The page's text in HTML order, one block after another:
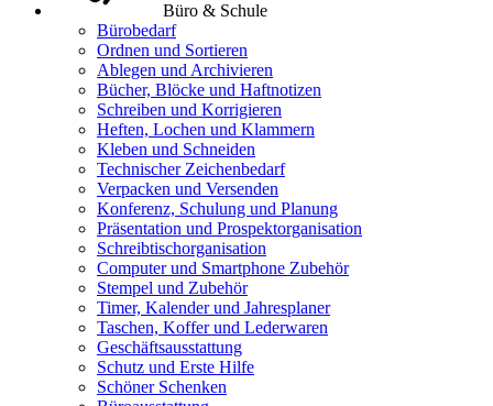
Büro & Schule
Bürobedarf
Ordnen und Sortieren
Ablegen und Archivieren
Bücher, Blöcke und Haftnotizen
Schreiben und Korrigieren
Heften, Lochen und Klammern
Kleben und Schneiden
Technischer Zeichenbedarf
Verpacken und Versenden
Konferenz, Schulung und Planung
Präsentation und Prospektorganisation
Schreibtischorganisation
Computer und Smartphone Zubehör
Stempel und Zubehör
Timer, Kalender und Jahresplaner
Taschen, Koffer und Lederwaren
Geschäftsausstattung
Schutz und Erste Hilfe
Schöner Schenken